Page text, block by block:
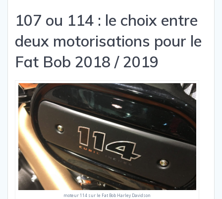
107 ou 114 : le choix entre
deux motorisations pour le
Fat Bob 2018 / 2019
moteur 114 sur le Fat Bob Harley Davidson